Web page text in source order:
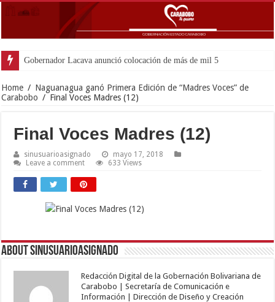
Home / Naguanagua ganó Primera Edición de “Madres Voces” de
Carabobo / Final Voces Madres (12)
Final Voces Madres (12)
sinusuarioasignado
mayo 17, 2018
Leave a comment
633 Views
About sinusuarioasignado
Redacción Digital de la Gobernación Bolivariana de
Carabobo | Secretaría de Comunicación e
Información | Dirección de Diseño y Creación